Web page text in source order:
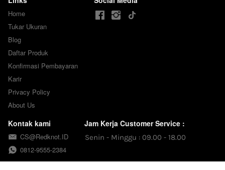
Home
Tukar Ukuran
Blog
Daftar Produk
Konfirmasi Pembayaran
Karir
Privacy Policy
About Us
Kontak kami
CS@Redknot.ID
0812-9555-2384
Jam Kerja Customer Service :
Senin - Minggu : 09.00 - 18.00